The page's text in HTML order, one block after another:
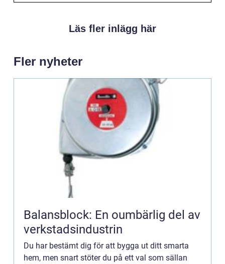
Läs fler inlägg här
Fler nyheter
Balansblock: En oumbärlig del av
verkstadsindustrin
Du har bestämt dig för att bygga ut ditt smarta
hem, men snart stöter du på ett val som sällan